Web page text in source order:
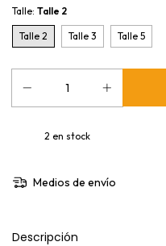
Talle: Talle 2
Talle 2 Talle 3 Talle 5
2 en stock
Medios de envío
Descripción